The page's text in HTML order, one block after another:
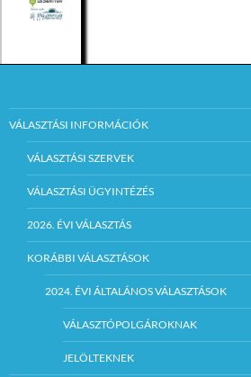
VÁLASZTÁSI INFORMÁCIÓK
VÁLASZTÁSI SZERVEK
VÁLASZTÁSI ÜGYINTÉZÉS
2026. ÉVI VÁLASZTÁS
KORÁBBI VÁLASZTÁSOK
2024. ÉVI ÁLTALÁNOS VÁLASZTÁSOK
VÁLASZTÓPOLGÁROKNAK
JELÖLTEKNEK